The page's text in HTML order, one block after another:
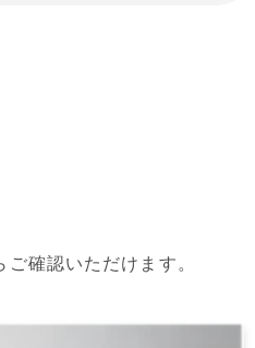
確認いただけます。